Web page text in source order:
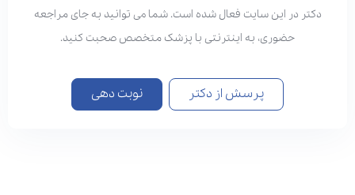
دکتر در این سایت فعال شده است. شما می توانید به جای مراجعه
حضوری، به اینترنتی با پزشک متخصص صحبت کنید.
پرسش از دکتر نوبت دهی